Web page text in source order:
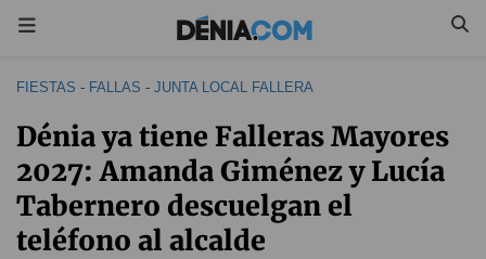
FIESTAS - FALLAS - JUNTA LOCAL FALLERA
Dénia ya tiene Falleras Mayores
2027: Amanda Giménez y Lucía
Tabernero descuelgan el
teléfono al alcalde